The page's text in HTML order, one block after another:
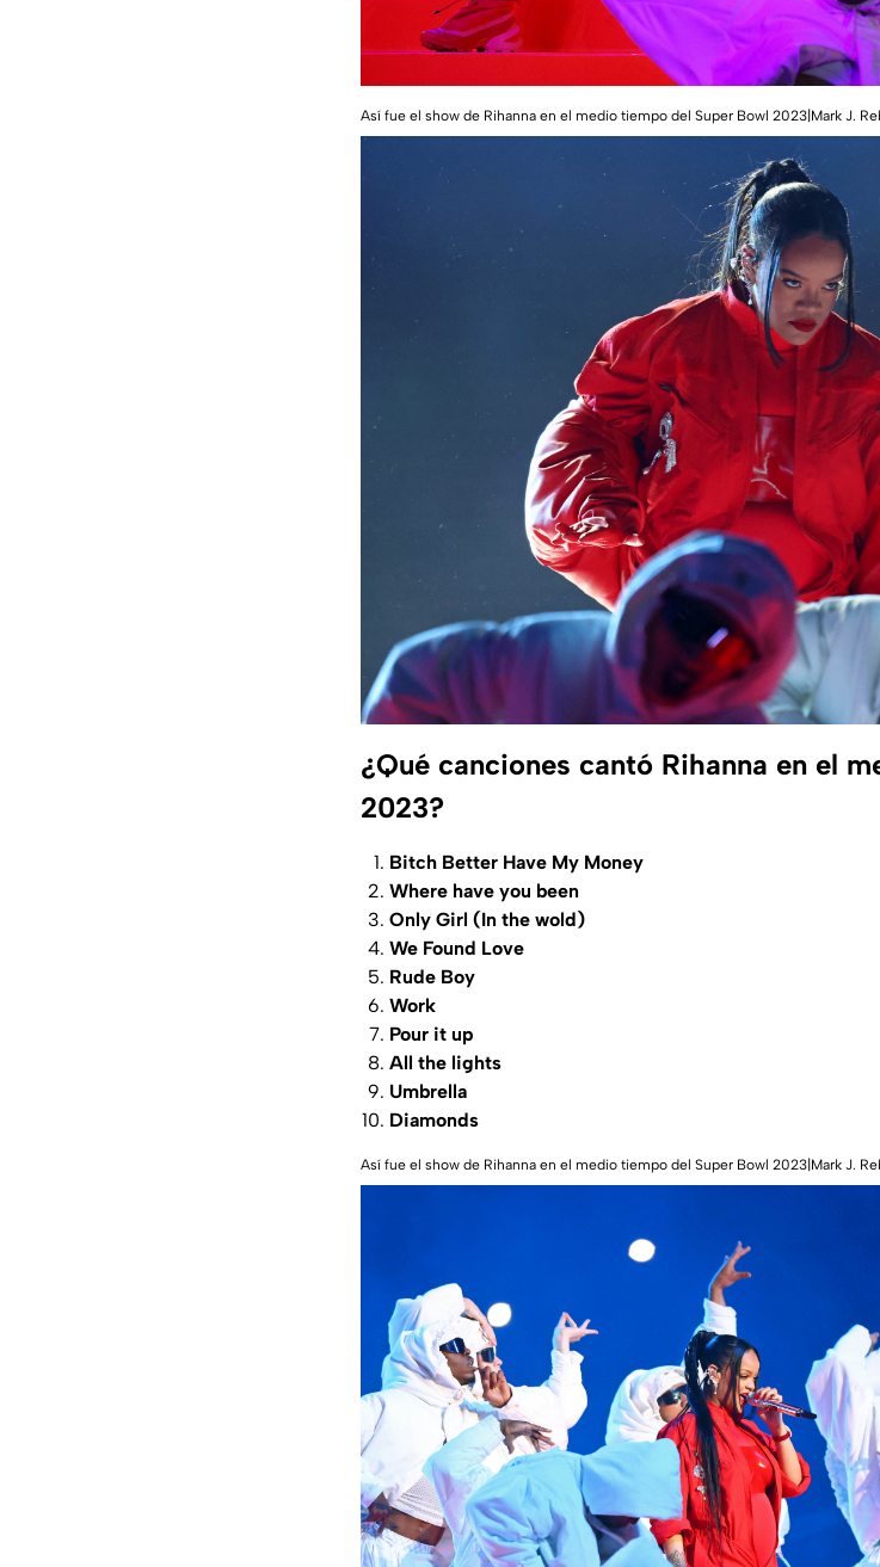
Así fue el show de Rihanna en el medio tiempo del Super Bowl 2023|Mark J.
¿Qué canciones cantó Rihanna en el
2023?
Bitch Better Have My Money
Where have you been
Only Girl (In the wold)
We Found Love
Rude Boy
Work
Pour it up
All the lights
Umbrella
Diamonds
Así fue el show de Rihanna en el medio tiempo del Super Bowl 2023|Mark J.